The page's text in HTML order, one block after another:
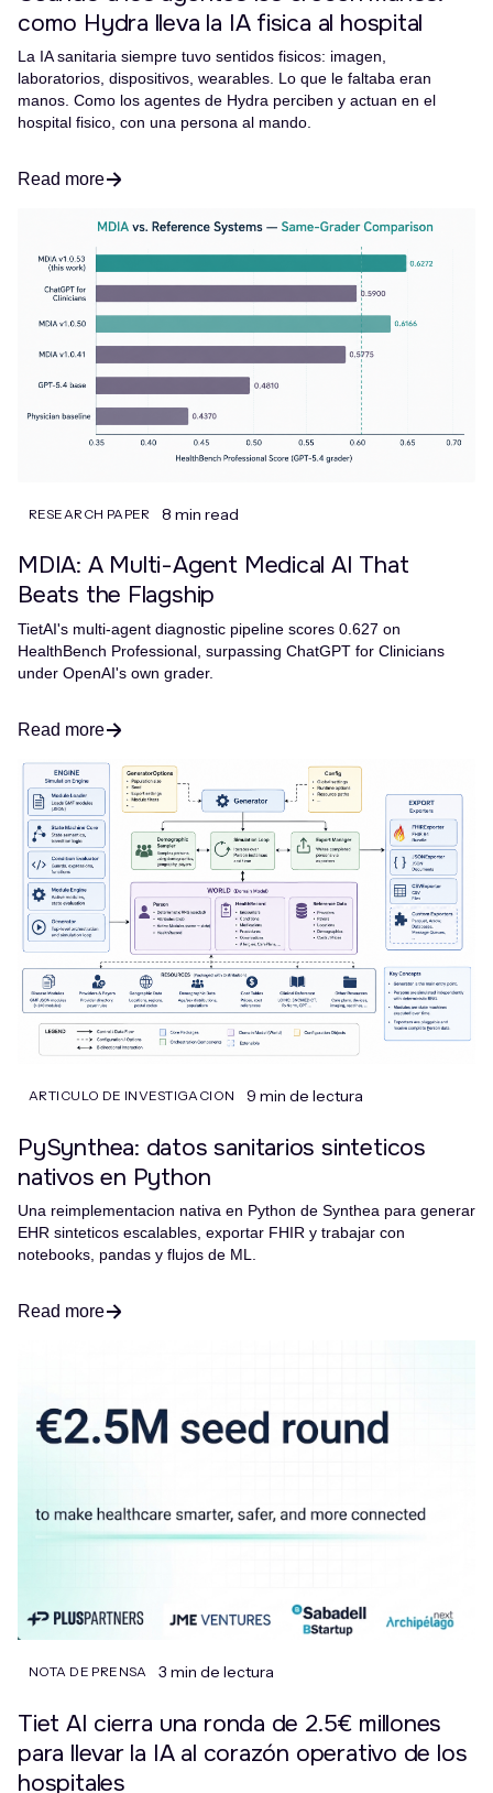
como Hydra lleva la IA fisica al hospital
La IA sanitaria siempre tuvo sentidos fisicos: imagen,
laboratorios, dispositivos, wearables. Lo que le faltaba eran
manos. Como los agentes de Hydra perciben y actuan en el
hospital fisico, con una persona al mando.
Read more
RESEARCH PAPER 8 min read
MDIA: A Multi-Agent Medical AI That
Beats the Flagship
TietAI's multi-agent diagnostic pipeline scores 0.627 on
HealthBench Professional, surpassing ChatGPT for Clinicians
under OpenAI's own grader.
Read more
ARTICULO DE INVESTIGACION 9 min de lectura
PySynthea: datos sanitarios sinteticos
nativos en Python
Una reimplementacion nativa en Python de Synthea para generar
EHR sinteticos escalables, exportar FHIR y trabajar con
notebooks, pandas y flujos de ML.
Read more
NOTA DE PRENSA 3 min de lectura
Tiet AI cierra una ronda de 2.5€ millones
para llevar la IA al corazón operativo de los
hospitales